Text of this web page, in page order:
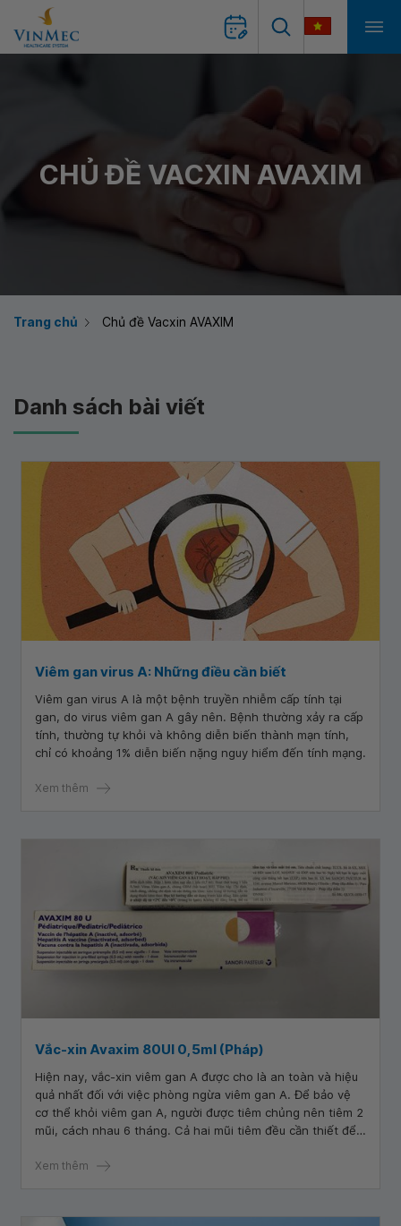
CHỦ ĐỀ VACXIN AVAXIM
Trang chủ Chủ đề Vacxin AVAXIM
Danh sách bài viết
Viêm gan virus A: Những điều cần biết
Viêm gan virus A là một bệnh truyền nhiễm cấp tính tại
gan, do virus viêm gan A gây nên. Bệnh thường xảy ra cấp
tính, thường tự khỏi và không diễn biến thành mạn tính,
chỉ có khoảng 1% diễn biến nặng nguy hiểm đến tính mạng.
Xem thêm
Vắc-xin Avaxim 80UI 0,5ml (Pháp)
Hiện nay, vắc-xin viêm gan A được cho là an toàn và hiệu
quả nhất đối với việc phòng ngừa viêm gan A. Để bảo vệ
cơ thể khỏi viêm gan A, người được tiêm chủng nên tiêm 2
mũi, cách nhau 6 tháng. Cả hai mũi tiêm đều cần thiết để
Xem thêm